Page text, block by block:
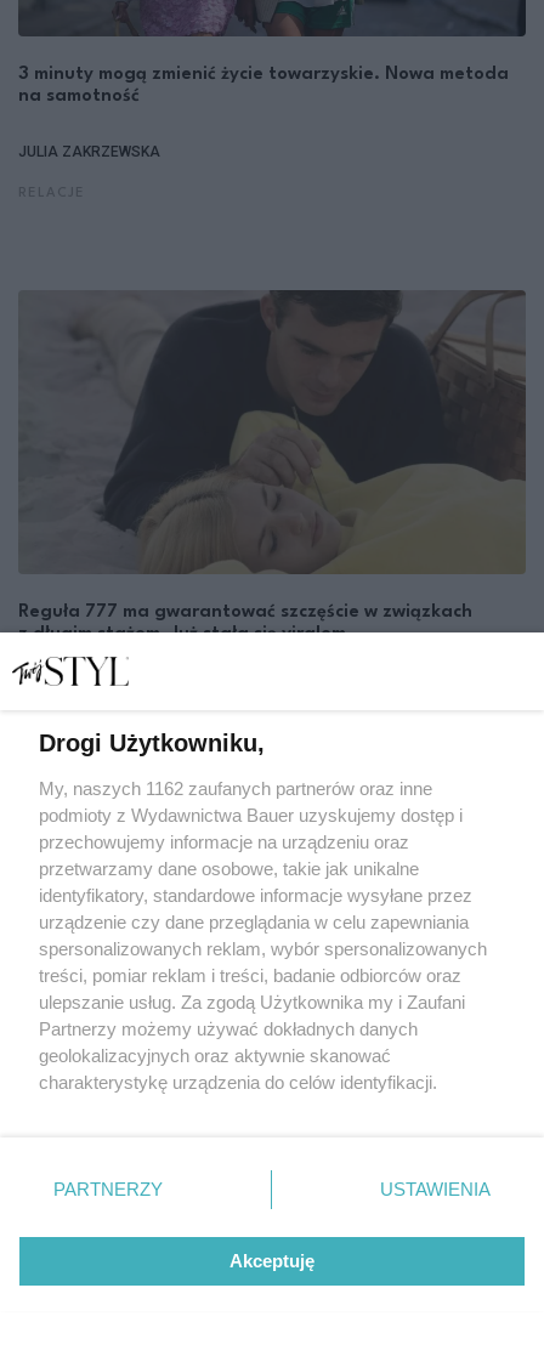
3 minuty mogą zmienić życie towarzyskie. Nowa metoda
na samotność
JULIA ZAKRZEWSKA
Reguła 777 ma gwarantować szczęście w związkach
z długim stażem. Już stała się viralem
ALICJA WIKIEŁ EWA ANNA BARYŁKIEWICZ
1 2 3 4 5 ... 17
Drogi Użytkowniku,
My, naszych 1162 zaufanych partnerów oraz inne
podmioty z Wydawnictwa Bauer uzyskujemy dostęp i
przechowujemy informacje na urządzeniu oraz
przetwarzamy dane osobowe, takie jak unikalne
identyfikatory, standardowe informacje wysyłane przez
urządzenie czy dane przeglądania w celu zapewniania
spersonalizowanych reklam, wybór spersonalizowanych
treści, pomiar reklam i treści, badanie odbiorców oraz
ulepszanie usług. Za zgodą Użytkownika my i Zaufani
Partnerzy możemy używać dokładnych danych
geolokalizacyjnych oraz aktywnie skanować
charakterystykę urządzenia do celów identyfikacji.
zmienić/wycofać klikając przycisk ustawień prywatności
znajdujący się w lewym dolnym rogu strony
rodzaje przetwarzania danych nie wymagają zgody
użytkownika, ale masz prawo sprzeciwić się takiemu
PARTNERZY USTAWIENIA
Akceptuję